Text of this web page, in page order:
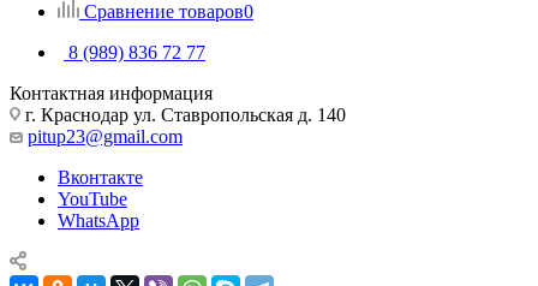
Сравнение товаров0
8 (989) 836 72 77
Контактная информация
г. Краснодар ул. Ставропольская д. 140
pitup23@gmail.com
Вконтакте
YouTube
WhatsApp